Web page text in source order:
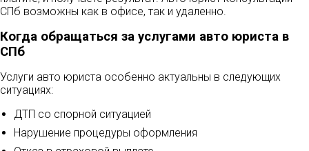
СПб возможны как в офисе, так и удаленно.
Когда обращаться за услугами авто юриста в
СПб
Услуги авто юриста особенно актуальны в следующих
ситуациях:
ДТП со спорной ситуацией
Нарушение процедуры оформления